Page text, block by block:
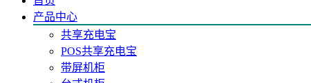
产品中心
共享充电宝
POS共享充电宝
带屏机柜